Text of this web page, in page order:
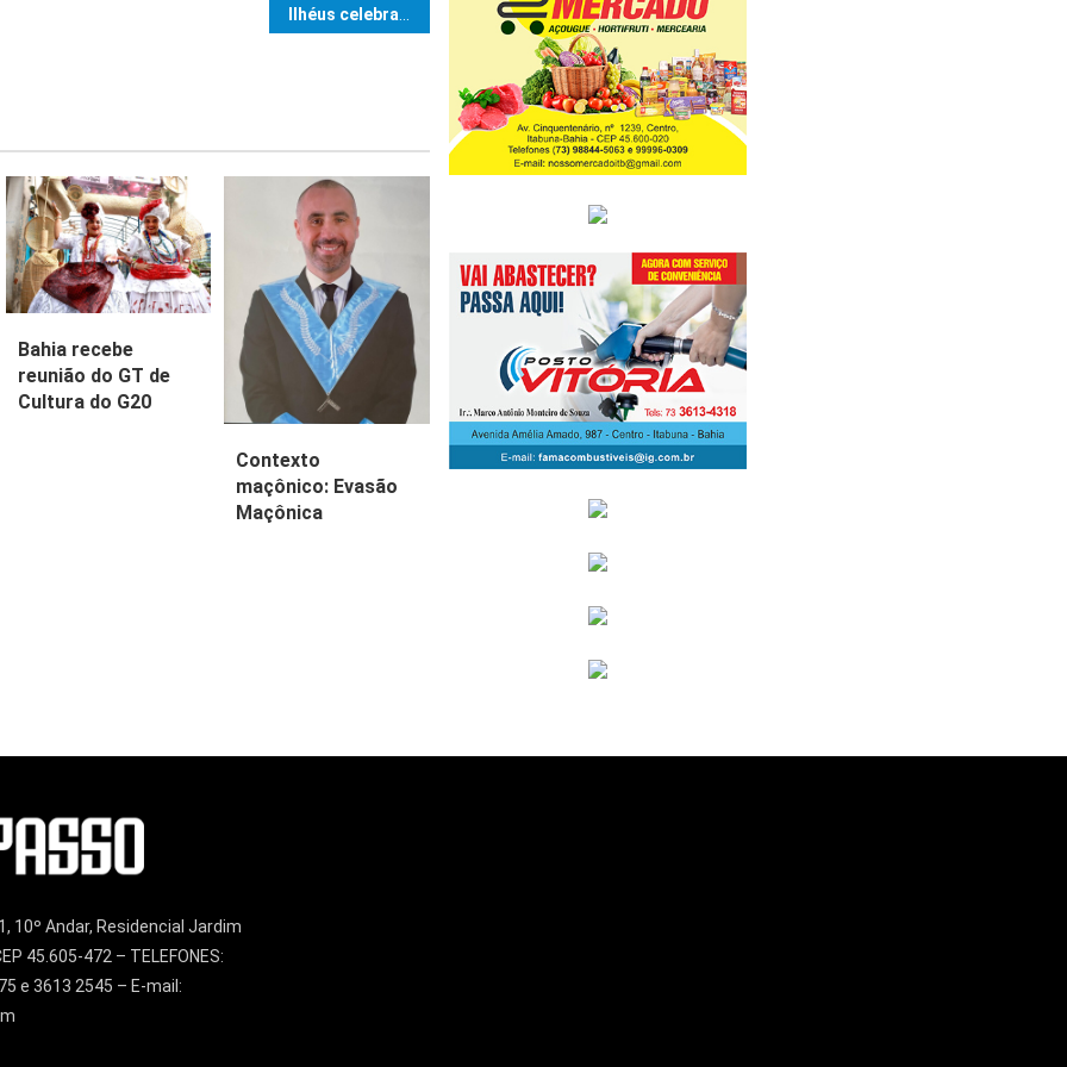
Post Ilhéus celebra o Dia de São Jorge e os 470 anos de sua Paróquia nesta quinta-feira (23)
Bahia recebe
reunião do GT de
Cultura do G20
Contexto
maçônico: Evasão
Maçônica
10º Andar, Residencial Jardim
45.605-472 – TELEFONES:
e 3613 2545 – E-mail: